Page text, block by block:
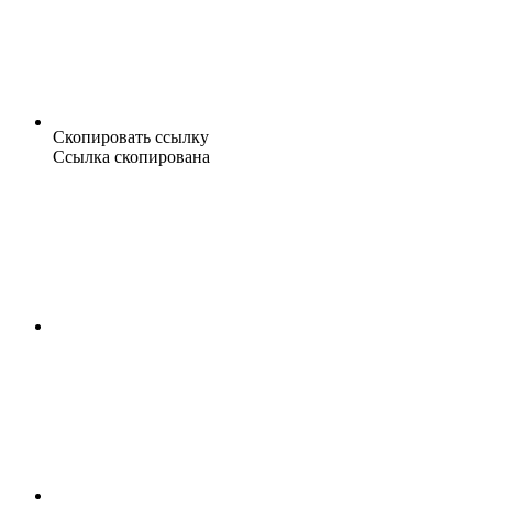
Скопировать ссылку
Ссылка скопирована